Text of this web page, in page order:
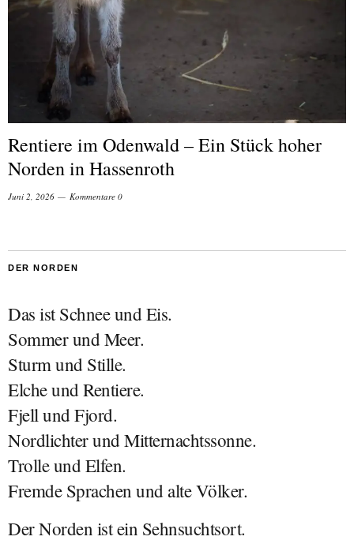
Rentiere im Odenwald – Ein Stück hoher
Norden in Hassenroth
Juni 2, 2026 Kommentare 0
DER NORDEN
Das ist Schnee und Eis.
Sommer und Meer.
Sturm und Stille.
Elche und Rentiere.
Fjell und Fjord.
Nordlichter und Mitternachtssonne.
Trolle und Elfen.
Fremde Sprachen und alte Völker.
Der Norden ist ein Sehnsuchtsort.